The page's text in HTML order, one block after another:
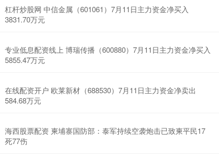
杠杆炒股网 中信金属（601061）7月11日主力资金净买入
3831.70万元
专业低息配资线上 博瑞传播（600880）7月11日主力资金净买入
5855.47万元
在线配资开户 欧莱新材（688530）7月11日主力资金净卖出
584.68万元
海西股票配资 柬埔寨国防部：泰军持续空袭炮击已致柬平民17
死77伤